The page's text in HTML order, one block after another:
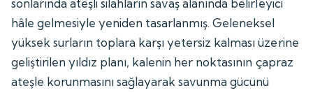
sonlarında ateşli silahların savaş alanında belirleyici
hâle gelmesiyle yeniden tasarlanmış. Geleneksel
yüksek surların toplara karşı yetersiz kalması üzerine
geliştirilen yıldız planı, kalenin her noktasının çapraz
ateşle korunmasını sağlayarak savunma gücünü